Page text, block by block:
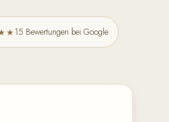
15 Bewertungen bei Google